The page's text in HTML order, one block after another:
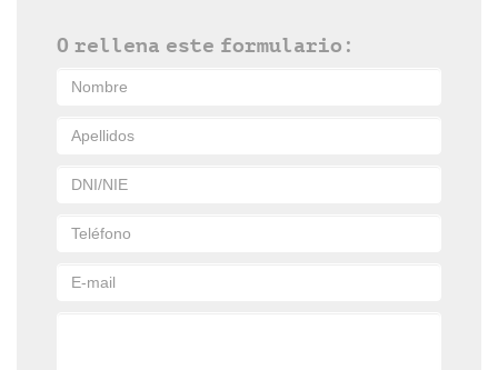
O rellena este formulario: